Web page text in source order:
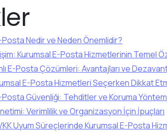
Posta Nedir ve Neden Önemlidir?
Kurumsal E-Posta Hizmetlerinin Temel
E-Posta Çözümleri: Avantajları ve
E-Posta Hizmetleri Seçerken Dikkat
Posta Güvenliği: Tehditler ve Koruma
Verimlilik ve Organizasyon İçin İpuçları
Uyum Süreçlerinde Kurumsal E-Posta